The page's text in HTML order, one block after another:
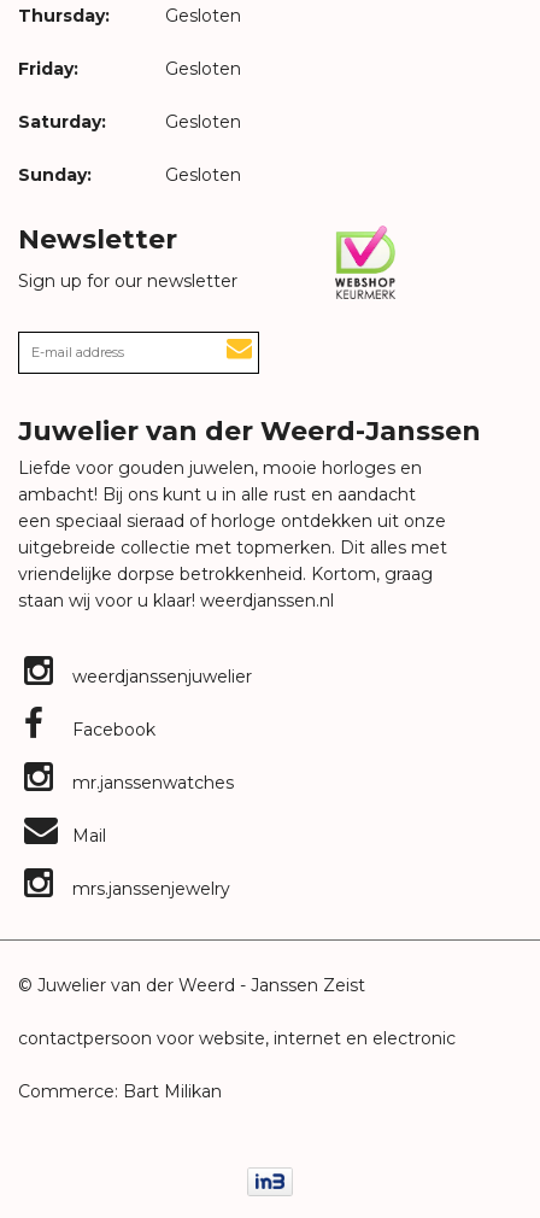
Thursday: Gesloten
Friday: Gesloten
Saturday: Gesloten
Sunday: Gesloten
Newsletter
Sign up for our newsletter
Juwelier van der Weerd-Janssen
Liefde voor gouden juwelen, mooie horloges en
ambacht! Bij ons kunt u in alle rust en aandacht
een speciaal sieraad of horloge ontdekken uit onze
uitgebreide collectie met topmerken. Dit alles met
vriendelijke dorpse betrokkenheid. Kortom, graag
staan wij voor u klaar! weerdjanssen.nl
weerdjanssenjuwelier
Facebook
mr.janssenwatches
Mail
mrs.janssenjewelry
© Juwelier van der Weerd - Janssen Zeist
contactpersoon voor website, internet en electronic
Commerce: Bart Milikan